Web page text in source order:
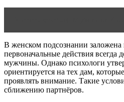
В женском подсознании заложена
первоначальные действия всегда
мужчины. Однако психологи
ориентируется на тех дам,
проявлять внимание. Такие
сближению партнёров.